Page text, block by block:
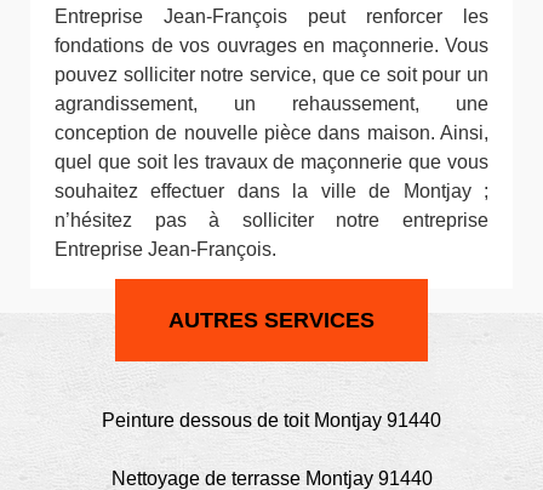
Entreprise Jean-François peut renforcer les
fondations de vos ouvrages en maçonnerie. Vous
pouvez solliciter notre service, que ce soit pour un
agrandissement, un rehaussement, une
conception de nouvelle pièce dans maison. Ainsi,
quel que soit les travaux de maçonnerie que vous
souhaitez effectuer dans la ville de Montjay ;
n’hésitez pas à solliciter notre entreprise
Entreprise Jean-François.
AUTRES SERVICES
Peinture dessous de toit Montjay 91440
Nettoyage de terrasse Montjay 91440